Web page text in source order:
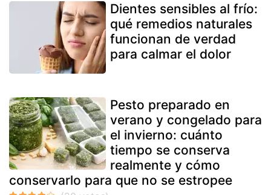
Dientes sensibles al frío:
qué remedios naturales
funcionan de verdad
para calmar el dolor
Pesto preparado en
verano y congelado para
el invierno: cuánto
tiempo se conserva
realmente y cómo
conservarlo para que no se estropee